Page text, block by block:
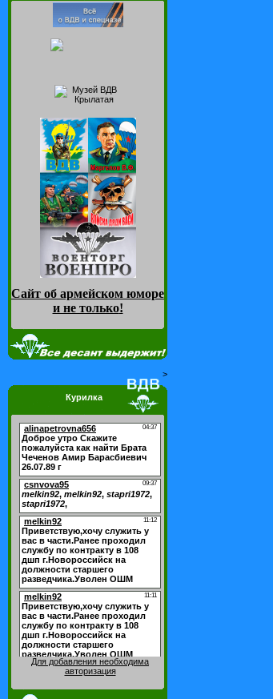
Сайт об армейском юморе
и не только!
>
Курилка
Для добавления необходима
авторизация